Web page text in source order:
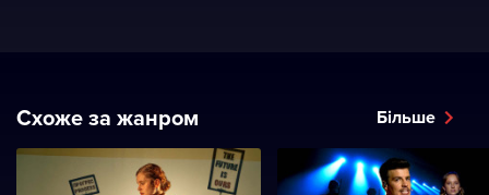
Схоже за жанром Більше